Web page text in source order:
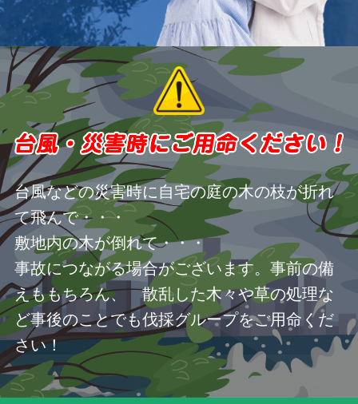
台風などの災害時に自宅の庭の木の枝が折れ
て飛んで・・・
敷地内の木が倒れて・・・
事故につながる場合がございます。事前の備
えももちろん、 散乱した木々や草の処理な
ど事後のことでも伐採グループをご用命くだ
さい！